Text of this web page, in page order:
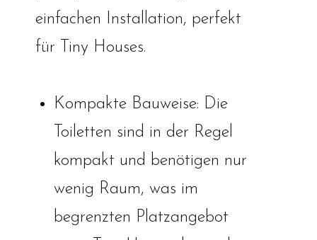
einfachen Installation, perfekt
für Tiny Houses.
Kompakte Bauweise: Die
Toiletten sind in der Regel
kompakt und benötigen nur
wenig Raum, was im
begrenzten Platzangebot